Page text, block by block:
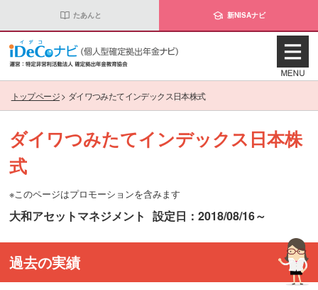
たあんと 新NISAナビ
トップページ> ダイワつみたてインデックス日本株式
ダイワつみたてインデックス日本株
式
※このページはプロモーションを含みます
大和アセットマネジメント 設定日：2018/08/16～
過去の実績